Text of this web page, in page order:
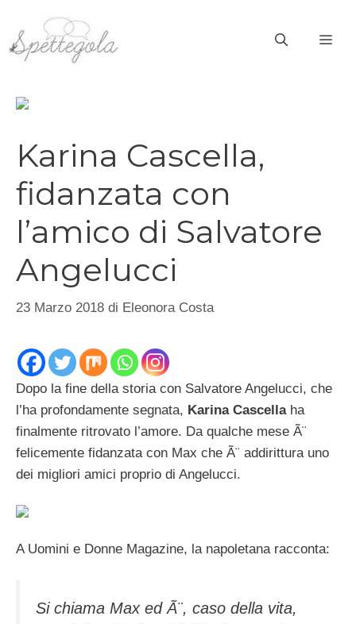
contenuto
Karina Cascella,
fidanzata con
l’amico di Salvatore
Angelucci
23 Marzo 2018 di Eleonora Costa
Dopo la fine della storia con Salvatore Angelucci, che
l’ha profondamente segnata, Karina Cascellaha
finalmente ritrovato l’amore. Da qualche mese Ã¨
felicemente fidanzata con Max che Ã¨ addirittura uno
dei migliori amici proprio di Angelucci.
A Uomini e Donne Magazine, la napoletana racconta:
Si chiama Max ed Ã¨, caso della vita,